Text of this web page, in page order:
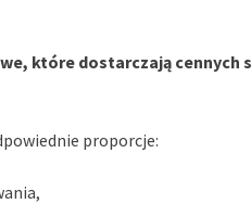
które dostarczają cennych
proporcje: